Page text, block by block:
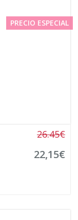
PRECIO ESPECIAL
26.45€
22,15€